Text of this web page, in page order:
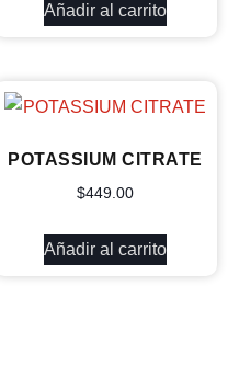
Añadir al carrito
POTASSIUM CITRATE
$449.00
Añadir al carrito